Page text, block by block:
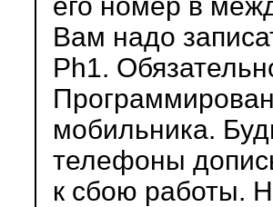
Вам надо
Ph1.
мобильника.
телефоны
к сбою работы.